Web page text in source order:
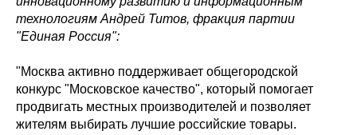
технологиям Андрей Титов, фракция партии
"Единая Россия":
"Москва активно поддерживает общегородской
конкурс "Московское качество", который помогает
продвигать местных производителей и позволяет
жителям выбирать лучшие российские товары.